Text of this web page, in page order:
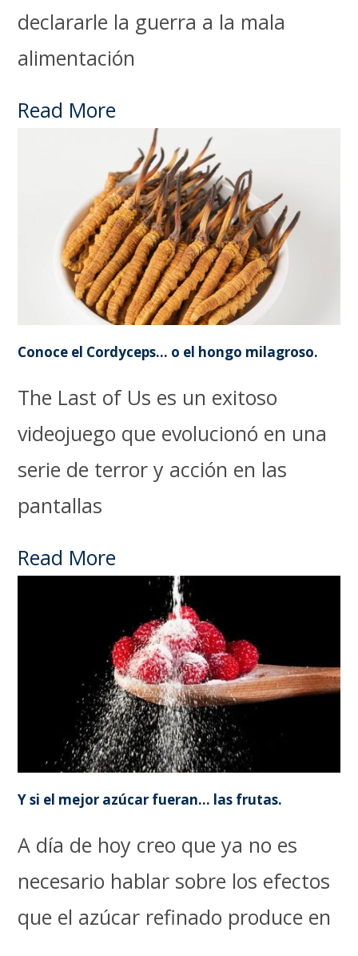
declararle la guerra a la mala
alimentación
Read More
Conoce el Cordyceps… o el hongo milagroso.
The Last of Us es un exitoso
videojuego que evolucionó en una
serie de terror y acción en las
pantallas
Read More
Y si el mejor azúcar fueran… las frutas.
A día de hoy creo que ya no es
necesario hablar sobre los efectos
que el azúcar refinado produce en